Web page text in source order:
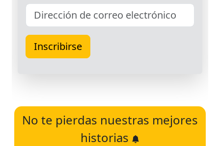
No te pierdas nuestras mejores
historias